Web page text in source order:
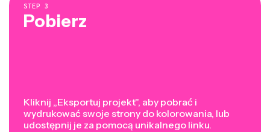
STEP 3
Pobierz
Kliknij „Eksportuj projekt", aby pobrać i
wydrukować swoje strony do kolorowania, lub
udostępnij je za pomocą unikalnego linku.